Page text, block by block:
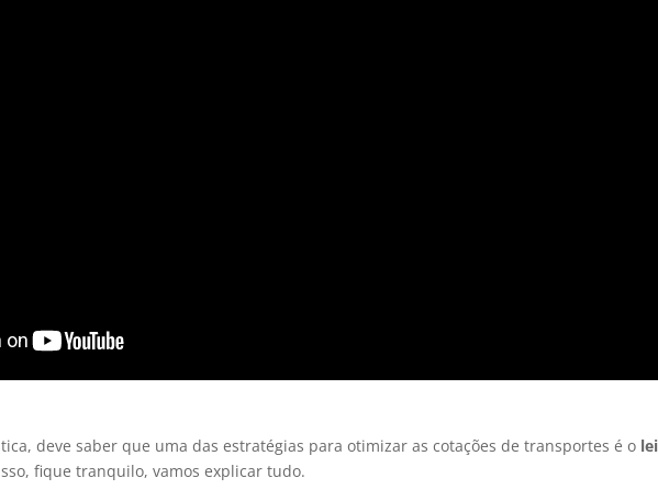
deve saber que uma das estratégias para otimizar as cotações de transportes é o
fique tranquilo, vamos explicar tudo.